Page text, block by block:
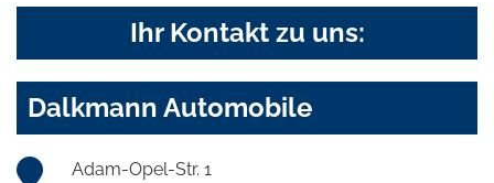
Ihr Kontakt zu uns:
Dalkmann Automobile
Adam-Opel-Str. 1